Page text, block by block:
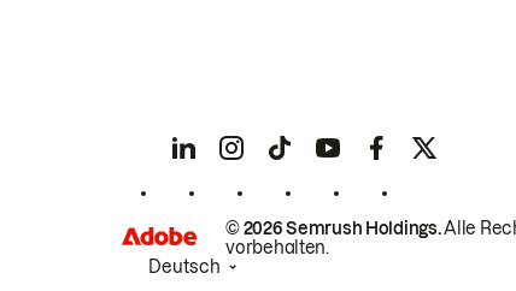
© 2026 Semrush Holdings.Alle
vorbehalten.
Deutsch